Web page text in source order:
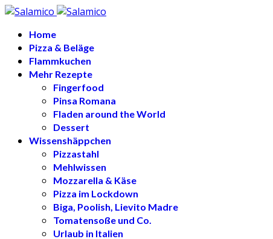
Home
Pizza & Beläge
Flammkuchen
Mehr Rezepte
Fingerfood
Pinsa Romana
Fladen around the World
Dessert
Wissenshäppchen
Pizzastahl
Mehlwissen
Mozzarella & Käse
Pizza im Lockdown
Biga, Poolish, Lievito Madre
Tomatensoße und Co.
Urlaub in Italien